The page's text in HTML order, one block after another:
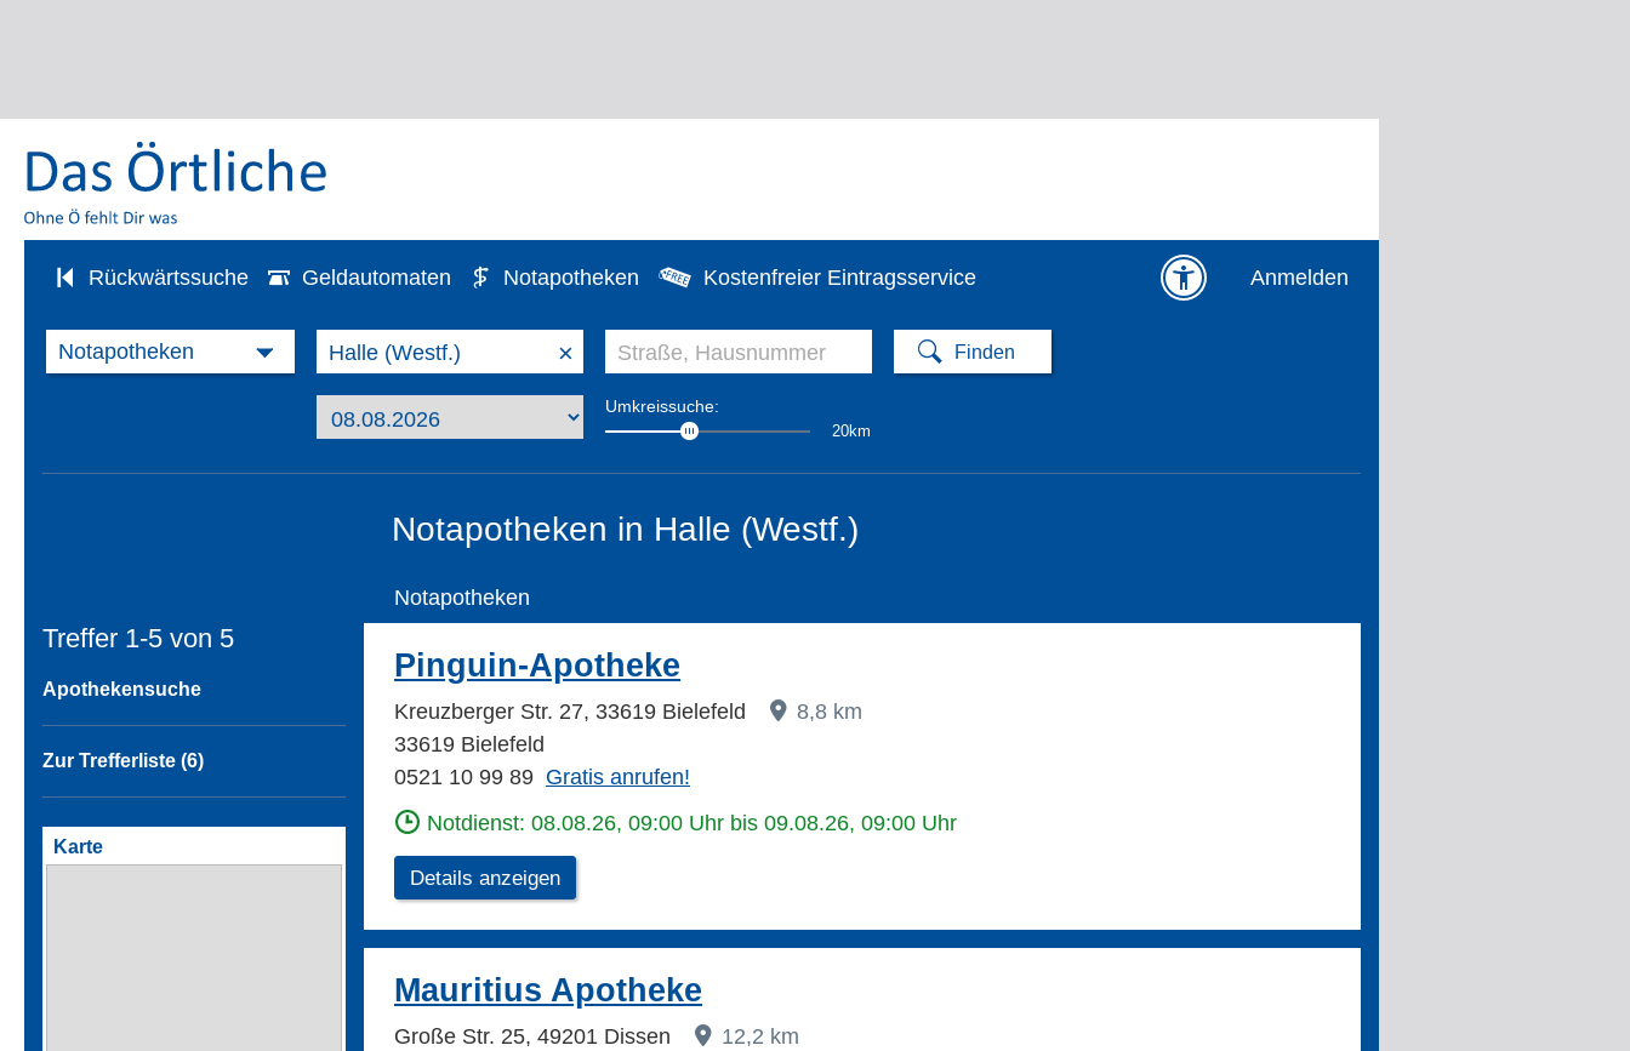
Rückwärtssuche Geldautomaten Notapotheken Kostenfreier Eintragsservice Anmelden
×
Umkreissuche:
20km
Notapotheken in Halle (Westf.)
Treffer 1-5 von 5
Apothekensuche
Zur Trefferliste (6)
Notapotheken
Pinguin-Apotheke
Kreuzberger Str. 27, 33619 Bielefeld
8,8 km
33619 Bielefeld
0521 10 99 89 Gratis anrufen!
Notdienst: 08.08.26, 09:00 Uhr bis 09.08.26, 09:00 Uhr
Details anzeigen
Mauritius Apotheke
Große Str. 25, 49201 Dissen
12,2 km
Karte